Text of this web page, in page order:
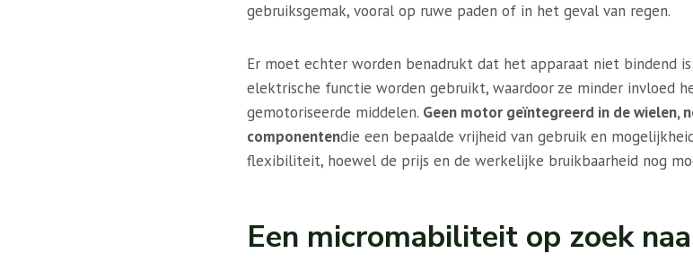
gebruiksgemak, vooral op ruwe paden of in het geval van regen.
Er moet echter worden benadrukt dat het apparaat niet bindend
elektrische functie worden gebruikt, waardoor ze minder invloed
gemotoriseerde middelen. Geen motor geïntegreerd in de wielen,
componentendie een bepaalde vrijheid van gebruik en
flexibiliteit, hoewel de prijs en de werkelijke bruikbaarheid nog
Een micromabiliteit op zoek